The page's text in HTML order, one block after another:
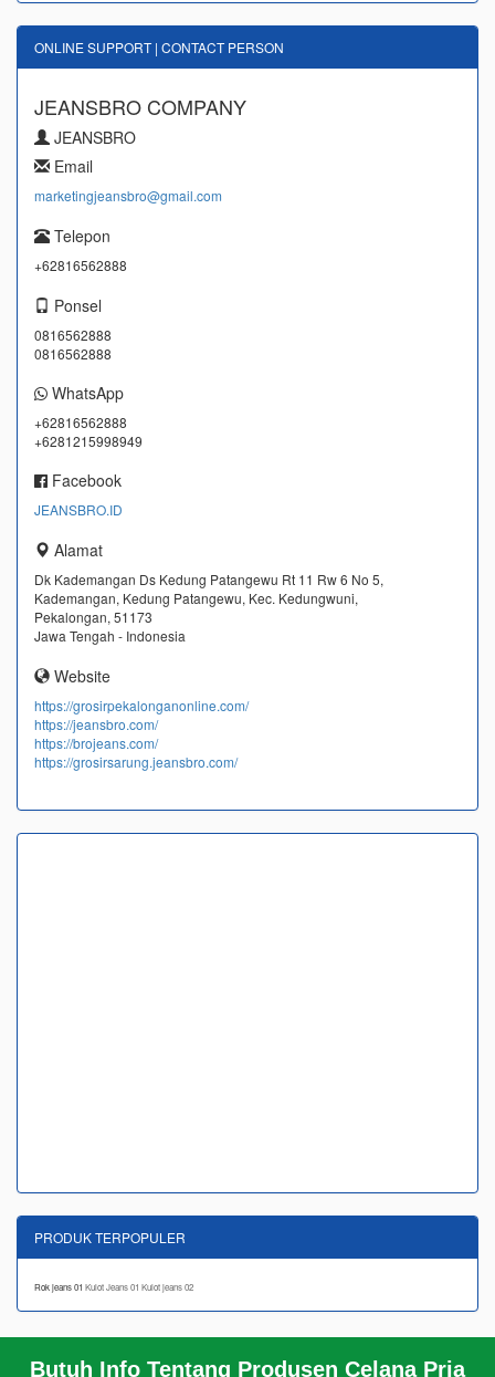
ONLINE SUPPORT | CONTACT PERSON
JEANSBRO COMPANY
JEANSBRO
Email
marketingjeansbro@gmail.com
Telepon
+62816562888
Ponsel
0816562888
0816562888
WhatsApp
+62816562888
+6281215998949
Facebook
JEANSBRO.ID
Alamat
Dk Kademangan Ds Kedung Patangewu Rt 11 Rw 6 No 5,
Kademangan, Kedung Patangewu, Kec. Kedungwuni,
Pekalongan, 51173
Jawa Tengah - Indonesia
Website
https://grosirpekalonganonline.com/
https://jeansbro.com/
https://brojeans.com/
https://grosirsarung.jeansbro.com/
Butuh Info Tentang Produsen Celana Pria
PRODUK TERPOPULER
Rok jeans 01 Kulot Jeans 01 Kulot jeans 02